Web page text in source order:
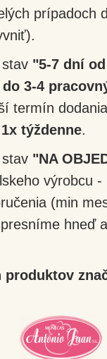
prípadoch
"5-7 dní
do 3-4
termín
1x týždenne.
"NA
výrobcu
(min
hneď
produktov